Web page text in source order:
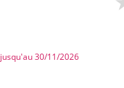
30/11/2026